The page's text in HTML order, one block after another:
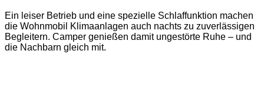
Ein leiser Betrieb und eine spezielle Schlaffunktion machen
die Wohnmobil Klimaanlagen auch nachts zu zuverlässigen
Begleitern. Camper genießen damit ungestörte Ruhe – und
die Nachbarn gleich mit.